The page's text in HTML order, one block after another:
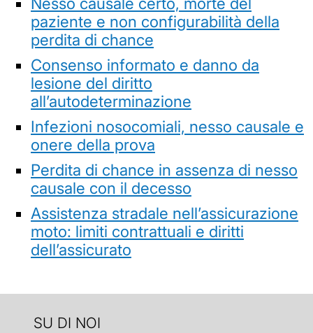
paziente e non configurabilità della
perdita di chance
Consenso informato e danno da
lesione del diritto
all’autodeterminazione
Infezioni nosocomiali, nesso causale e
onere della prova
Perdita di chance in assenza di nesso
causale con il decesso
Assistenza stradale nell’assicurazione
moto: limiti contrattuali e diritti
dell’assicurato
SU DI NOI